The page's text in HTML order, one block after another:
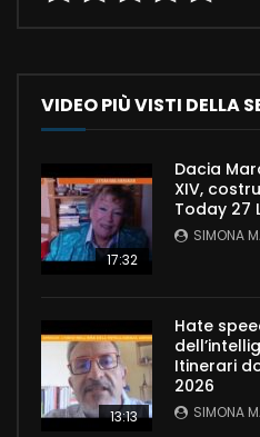
VIDEO PIÙ VISTI DELLA
17:32
Dacia
XIV,
Today 27
SIMONA
13:13
Hate
Itinerari
2026
SIMONA